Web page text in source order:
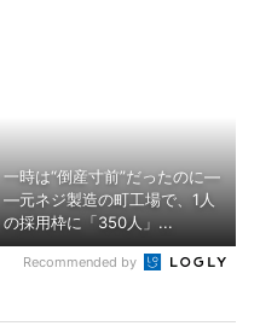
一時は“倒産寸前”だったのに―
―元ネジ製造の町工場で、1人
の採用枠に「350人」...
Recommended by